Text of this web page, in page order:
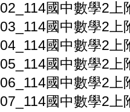
02_114國中數學2
03_114國中數學2
04_114國中數學2
05_114國中數學2
06_114國中數學2
07_114國中數學2上